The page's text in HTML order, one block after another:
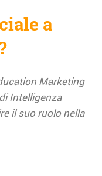
a
Marketing
Intelligenza
il suo ruolo nella